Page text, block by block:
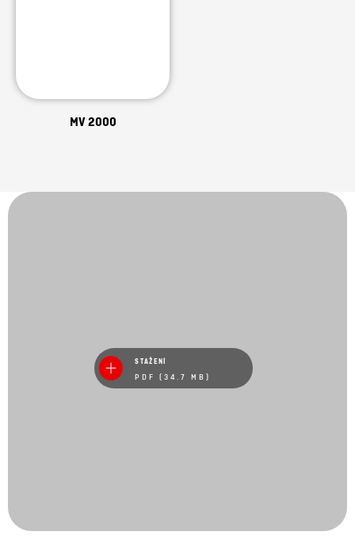
MV 2000
STAŽENÍ
PDF (34.7 MB)